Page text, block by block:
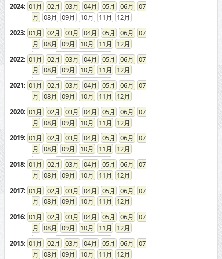
2024: 01 02 03 04 05 06
07
08
09 10 11
12
2023: 01 02 03 04 05 06
07
08
09 10 11
12
2022: 01 02 03 04 05 06
07
08
09 10 11
12
2021: 01 02 03 04 05 06
07
08
09 10 11
12
2020: 01 02 03 04 05 06
07
08
09 10 11
12
2019: 01 02 03 04 05 06
07
08
09 10 11
12
2018: 01 02 03 04 05 06
07
08
09 10 11
12
2017: 01 02 03 04 05 06
07
08
09 10 11
12
2016: 01 02 03 04 05 06
07
08
09 10 11
12
2015: 01 02 03 04 05 06
07
08
09 10 11
12